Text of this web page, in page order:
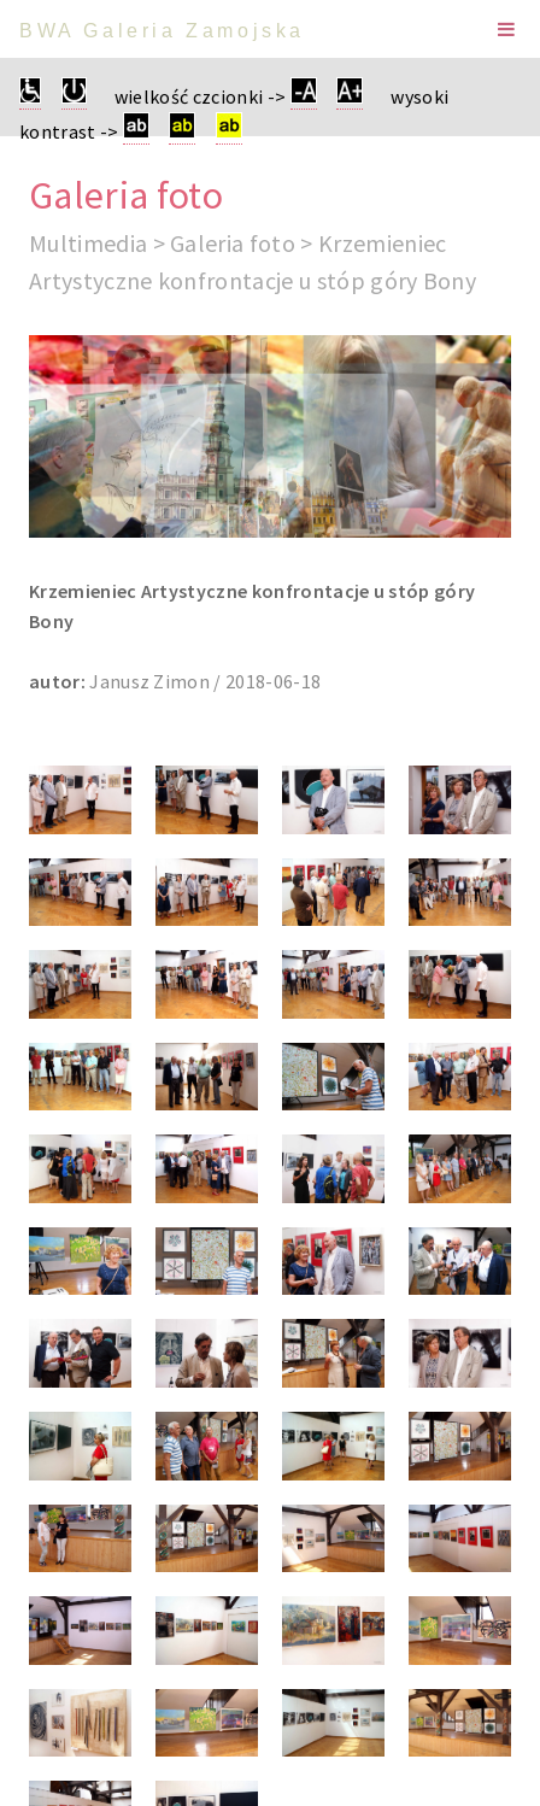
BWA Galeria Zamojska
wielkość czcionki ->
wysoki
kontrast ->
Galeria foto
Multimedia > Galeria foto > Krzemieniec
Artystyczne konfrontacje u stóp góry Bony
Krzemieniec Artystyczne konfrontacje u stóp góry
Bony
autor: Janusz Zimon / 2018-06-18